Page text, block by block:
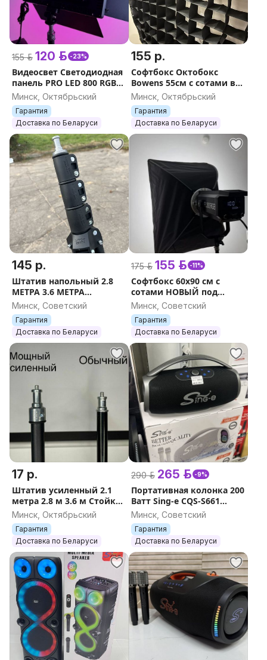
155 р. 120 р. -23%
Видеосвет Cветодиодная
панель PRO LED 800 RGB
ISA УЛУЧШЕННАЯ ВЕРСИЯ
НОВЫЙ ЦВЕТНЫЕ +
БЕЛЫЙ РЕЖИМЫ
Минск, Октябрьский
Гарантия
Доставка по Беларуси
155 р.
Софтбокс Октобокс
Bowens 55см с сотами в
комплекте НОВЫЙ
Минск, Октябрьский
Гарантия
Доставка по Беларуси
145 р.
Штатив напольный 2.8
МЕТРА 3.6 МЕТРА
МОЩНЫЙ НОВЫЙ
ТОЛЩИНА 3см
Минск, Советский
Гарантия
Доставка по Беларуси
175 р. 155 р. -11%
Софтбокс 60х90 см с
сотами НОВЫЙ под
Bowens
Минск, Советский
Гарантия
Доставка по Беларуси
17 р.
Штатив усиленный 2.1
метра 2.8 м 3.6 м Стойка
для кольцевой
лампы,оборудования,фот
о,телефона НОВАЯ
Минск, Октябрьский
Гарантия
Доставка по Беларуси
290 р. 265 р. -9%
Портативная колонка 200
Ватт Sing-e CQS-S661
НОВАЯ ГАРАНТИЯ 2
микрофона 18000 mah
Минск, Советский
Гарантия
Доставка по Беларуси